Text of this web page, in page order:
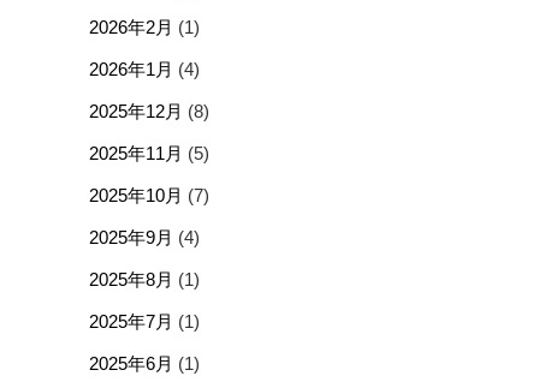
2026年2月 (1)
2026年1月 (4)
2025年12月 (8)
2025年11月 (5)
2025年10月 (7)
2025年9月 (4)
2025年8月 (1)
2025年7月 (1)
2025年6月 (1)